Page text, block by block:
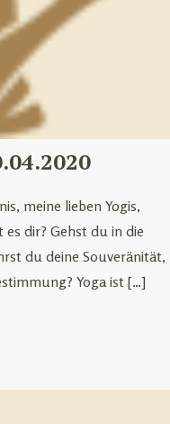
meine lieben Yogis,
es dir? Gehst du in die
du deine Souveränität,
Yoga ist […]